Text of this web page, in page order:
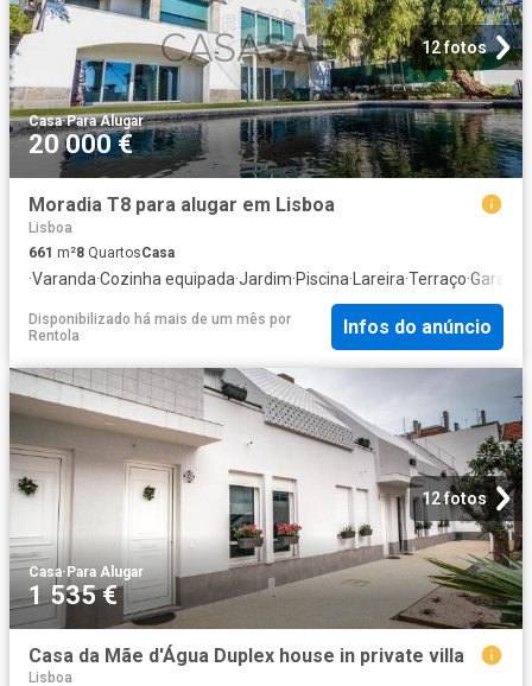
12 fotos
Casa·Para Alugar
20 000 €
Moradia T8 para alugar em Lisboa
Lisboa
661 m²8 QuartosCasa
·Varanda·Cozinha equipada·Jardim·Piscina· Lareira·Terraço·
Disponibilizado há mais de um mês por
Rentola
Infos do anúncio
12 fotos
Casa·Para Alugar
1 535 €
Casa da Mãe d'Água Duplex house in private villa
Lisboa